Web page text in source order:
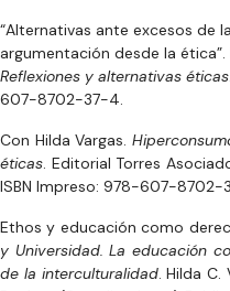
“Alternativas ante excesos de
argumentación desde la ética”.
Reflexiones y alternativas éticas
607-8702-37-4.
Con Hilda Vargas.
éticas. Editorial Torres
ISBN Impreso: 978-607-8702-
Ethos y educación como
y Universidad. La educación
de la interculturalidad. Hilda C.